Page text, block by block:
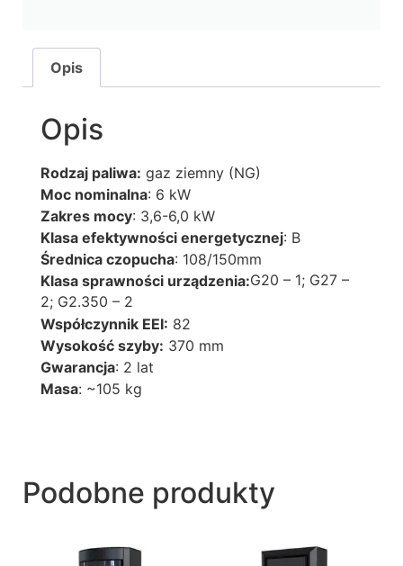
Opis
Opis
Rodzaj paliwa: gaz ziemny (NG)
Moc nominalna: 6 kW
Zakres mocy: 3,6-6,0 kW
Klasa efektywności energetycznej: B
Średnica czopucha: 108/150mm
Klasa sprawności urządzenia:G20 – 1; G27 –
2; G2.350 – 2
Współczynnik EEI: 82
Wysokość szyby: 370 mm
Gwarancja: 2 lat
Masa: ~105 kg
Podobne produkty